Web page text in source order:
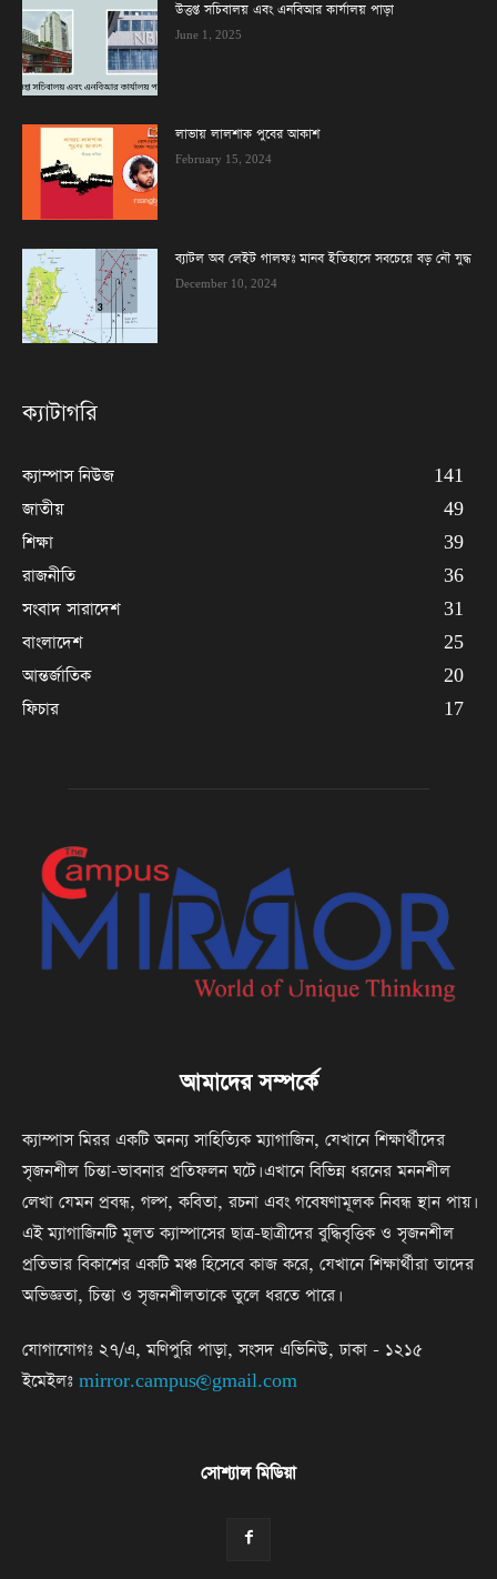
উত্তপ্ত সচিবালয় এবং এনবিআর কার্যালয় পাড়া
June 1, 2025
লাভায় লালশাক পুবের আকাশ
February 15, 2024
ব্যাটল অব লেইট গালফঃ মানব ইতিহাসে সবচেয়ে বড় নৌ যুদ্ধ
December 10, 2024
ক্যাটাগরি
ক্যাম্পাস নিউজ
141
জাতীয়
49
শিক্ষা
39
রাজনীতি
36
সংবাদ সারাদেশ
31
বাংলাদেশ
25
আন্তর্জাতিক
20
ফিচার
17
আমাদের সম্পর্কে
ক্যাম্পাস মিরর একটি অনন্য সাহিত্যিক ম্যাগাজিন, যেখানে শিক্ষার্থীদের
সৃজনশীল চিন্তা-ভাবনার প্রতিফলন ঘটে। এখানে বিভিন্ন ধরনের মননশীল
লেখা যেমন প্রবন্ধ, গল্প, কবিতা, রচনা এবং গবেষণামূলক নিবন্ধ স্থান পায়।
এই ম্যাগাজিনটি মূলত ক্যাম্পাসের ছাত্র-ছাত্রীদের বুদ্ধিবৃত্তিক ও সৃজনশীল
প্রতিভার বিকাশের একটি মঞ্চ হিসেবে কাজ করে, যেখানে শিক্ষার্থীরা তাদের
অভিজ্ঞতা, চিন্তা ও সৃজনশীলতাকে তুলে ধরতে পারে।
যোগাযোগঃ ২৭/এ, মণিপুরি পাড়া, সংসদ এভিনিউ, ঢাকা - ১২১৫
ইমেইলঃ mirror.campus@gmail.com
সোশ্যাল মিডিয়া